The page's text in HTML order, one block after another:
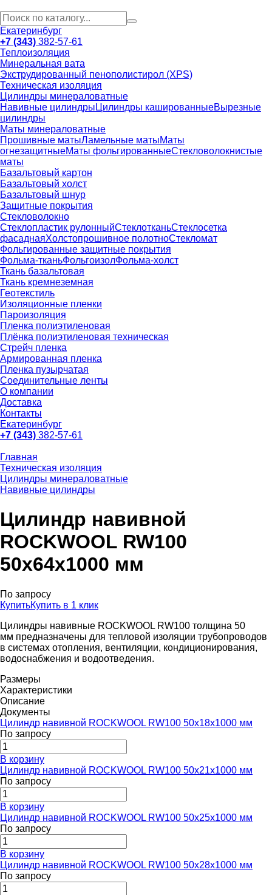
Екатеринбург
+7 (343) 382-57-61
Теплоизоляция
Минеральная вата
Экструдированный пенополистирол (XPS)
Техническая изоляция
Цилиндры минераловатные
Навивные цилиндры Цилиндры кашированныеВырезные
цилиндры
Маты минераловатные
Прошивные матыЛамельные матыМаты
огнезащитныеМаты фольгированныеСтекловолокнистые
маты
Базальтовый картон
Базальтовый холст
Базальтовый шнур
Защитные покрытия
Стекловолокно
Стеклопластик рулонныйСтеклотканьСтеклосетка
фасаднаяХолстопрошивное полотноСтекломат
Фольгированные защитные покрытия
Фольма-тканьФольгоизолФольма-холст
Ткань базальтовая
Ткань кремнеземная
Геотекстиль
Изоляционные пленки
Пароизоляция
Пленка полиэтиленовая
Плёнка полиэтиленовая техническая
Стрейч пленка
Армированная пленка
Пленка пузырчатая
Соединительные ленты
О компании
Доставка
Контакты
Екатеринбург
+7 (343) 382-57-61
Главная
Техническая изоляция
Цилиндры минераловатные
Навивные цилиндры
Цилиндр навивной
ROCKWOOL RW100
50x64x1000 мм
По запросу
КупитьКупить в 1 клик
Цилиндры навивные ROCKWOOL RW100 толщина 50
мм предназначены для тепловой изоляции трубопроводов
в системах отопления, вентиляции, кондиционирования,
водоснабжения и водоотведения.
Размеры
Характеристики
Описание
Документы
Цилиндр навивной ROCKWOOL RW100 50x18x1000 мм
По запросу
В корзину
Цилиндр навивной ROCKWOOL RW100 50x21x1000 мм
По запросу
В корзину
Цилиндр навивной ROCKWOOL RW100 50x25x1000 мм
По запросу
В корзину
Цилиндр навивной ROCKWOOL RW100 50x28x1000 мм
По запросу